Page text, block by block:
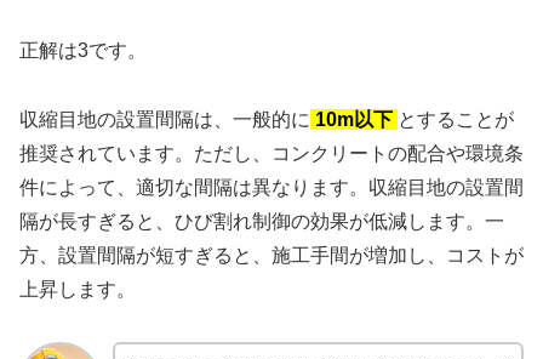
正解は3です。
収縮目地の設置間隔は、一般的に 10m以下 とすることが
推奨されています。ただし、コンクリートの配合や環境条
件によって、適切な間隔は異なります。収縮目地の設置間
隔が長すぎると、ひび割れ制御の効果が低減します。一
方、設置間隔が短すぎると、施工手間が増加し、コストが
上昇します。